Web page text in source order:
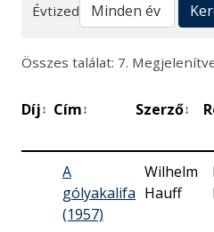
Évtized
Összes találat: 7.
Díj↕ Cím↕ Szerző↕
A
gólyakalifa
(1957)
Wilhelm
Hauff